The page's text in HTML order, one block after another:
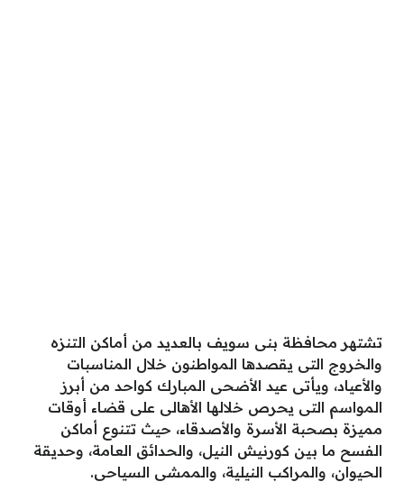
تشتهر محافظة بنى سويف بالعديد من أماكن التنزه
والخروج التى يقصدها المواطنون خلال المناسبات
والأعياد، ويأتى عيد الأضحى المبارك كواحد من أبرز
المواسم التى يحرص خلالها الأهالى على قضاء أوقات
مميزة بصحبة الأسرة والأصدقاء، حيث تتنوع أماكن
الفسح ما بين كورنيش النيل، والحدائق العامة، وحديقة
الحيوان، والمراكب النيلية، والممشى السياحى.